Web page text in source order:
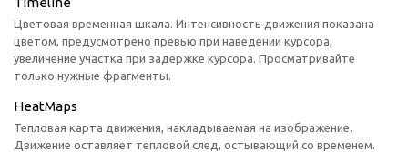
Цветовая временная шкала. Интенсивность движения показана
цветом, предусмотрено превью при наведении курсора,
увеличение участка при задержке курсора. Просматривайте
только нужные фрагменты.
HeatMaps
Тепловая карта движения, накладываемая на изображение.
Движение оставляет тепловой след, остывающий со временем.